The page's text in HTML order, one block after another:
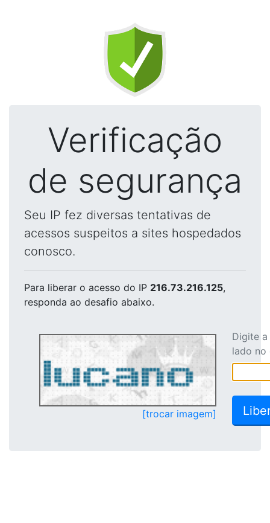
Verificação
de segurança
Seu IP fez diversas tentativas de
acessos suspeitos a sites hospedados
conosco.
Para liberar o acesso do IP 216.73.216.125,
responda ao desafio abaixo.
[trocar imagem]
Digite
lado no